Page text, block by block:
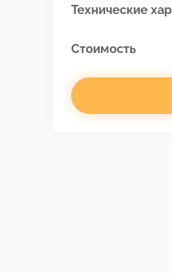
Технические
Стоимость